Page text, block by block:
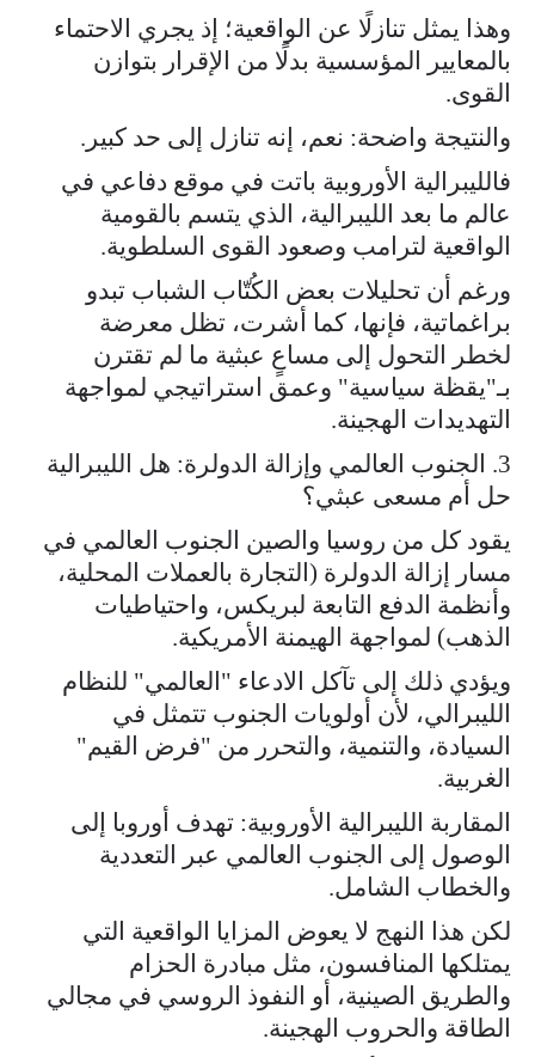
وهذا يمثل تنازلًا عن الواقعية؛ إذ يجري الاحتماء
بالمعايير المؤسسية بدلًا من الإقرار بتوازن
القوى.
والنتيجة واضحة: نعم، إنه تنازل إلى حد كبير.
فالليبرالية الأوروبية باتت في موقع دفاعي في
عالم ما بعد الليبرالية، الذي يتسم بالقومية
الواقعية لترامب وصعود القوى السلطوية.
ورغم أن تحليلات بعض الكُتّاب الشباب تبدو
براغماتية، فإنها، كما أشرت، تظل معرضة
لخطر التحول إلى مساعٍ عبثية ما لم تقترن
بـ"يقظة سياسية" وعمق استراتيجي لمواجهة
التهديدات الهجينة.
3. الجنوب العالمي وإزالة الدولرة: هل الليبرالية
حل أم مسعى عبثي؟
يقود كل من روسيا والصين الجنوب العالمي في
مسار إزالة الدولرة (التجارة بالعملات المحلية،
وأنظمة الدفع التابعة لبريكس، واحتياطيات
الذهب) لمواجهة الهيمنة الأمريكية.
ويؤدي ذلك إلى تآكل الادعاء "العالمي" للنظام
الليبرالي، لأن أولويات الجنوب تتمثل في
السيادة، والتنمية، والتحرر من "فرض القيم"
الغربية.
المقاربة الليبرالية الأوروبية: تهدف أوروبا إلى
الوصول إلى الجنوب العالمي عبر التعددية
والخطاب الشامل.
لكن هذا النهج لا يعوض المزايا الواقعية التي
يمتلكها المنافسون، مثل مبادرة الحزام
والطريق الصينية، أو النفوذ الروسي في مجالي
الطاقة والحروب الهجينة.